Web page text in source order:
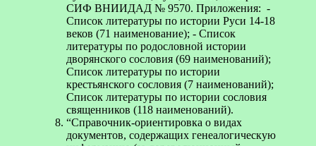
СИФ ВНИИДАД № 9570. Приложения: -
Список литературы по истории Руси 14-18
веков (71 наименование); - Список
литературы по родословной истории
дворянского сословия (69 наименований);
Список литературы по истории
крестьянского сословия (7 наименований);
Список литературы по истории сословия
священников (118 наименований).
“Справочник-ориентировка о видах
документов, содержащих генеалогическую